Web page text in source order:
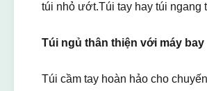
túi nhỏ ướt.Túi tay hay túi ngang
Túi ngủ thân thiện với máy bay
Túi cầm tay hoàn hảo cho